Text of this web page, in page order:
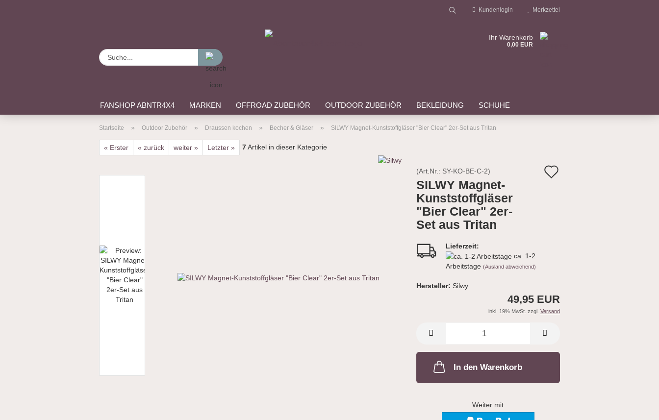
Kundenlogin
Passwort vergessen?
Merkzettel
Suche...
Ihr Warenkorb
0,00 EUR
FANSHOP ABNTR4X4 MARKEN OFFROAD ZUBEHÖR OUTDOOR ZUBEHÖR BEKLEIDUNG SCHUHE
ANGEBOTE STARTSEITE REISEN & EVENTS
Startseite » Outdoor Zubehör » Draussen kochen » Becher & Gläser » SILWY Magnet-Kunststoffgläser "Bier Clear" 2er-Set aus Tritan
« Erster « zurück weiter » Letzter » 7Artikel in dieser Kategorie
(Art.Nr.: SY-KO-BE-C-2)
SILWY Magnet-
Kunststoffgläser
"Bier Clear" 2er-
Set aus Tritan
Lieferzeit:
ca. 1-2
Arbeitstage (Ausland abweichend)
Hersteller: Silwy
49,95 EUR
inkl. 19% MwSt. zzgl. Versand
In den Warenkorb
Weiter mit